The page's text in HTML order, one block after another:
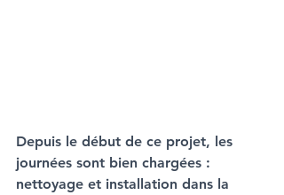
Depuis le début de ce projet, les
journées sont bien chargées :
nettoyage et installation dans la